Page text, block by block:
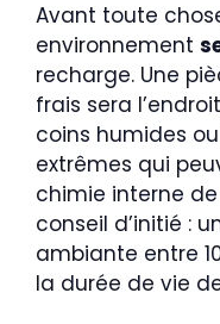
Avant toute
environnement
recharge. Une
frais sera
coins humides
extrêmes qui
chimie interne
conseil d’initié :
ambiante entre
la durée de vie